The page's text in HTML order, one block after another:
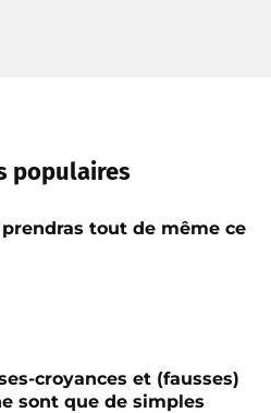
populaires
tout de même ce
croyances et (fausses)
sont que de simples